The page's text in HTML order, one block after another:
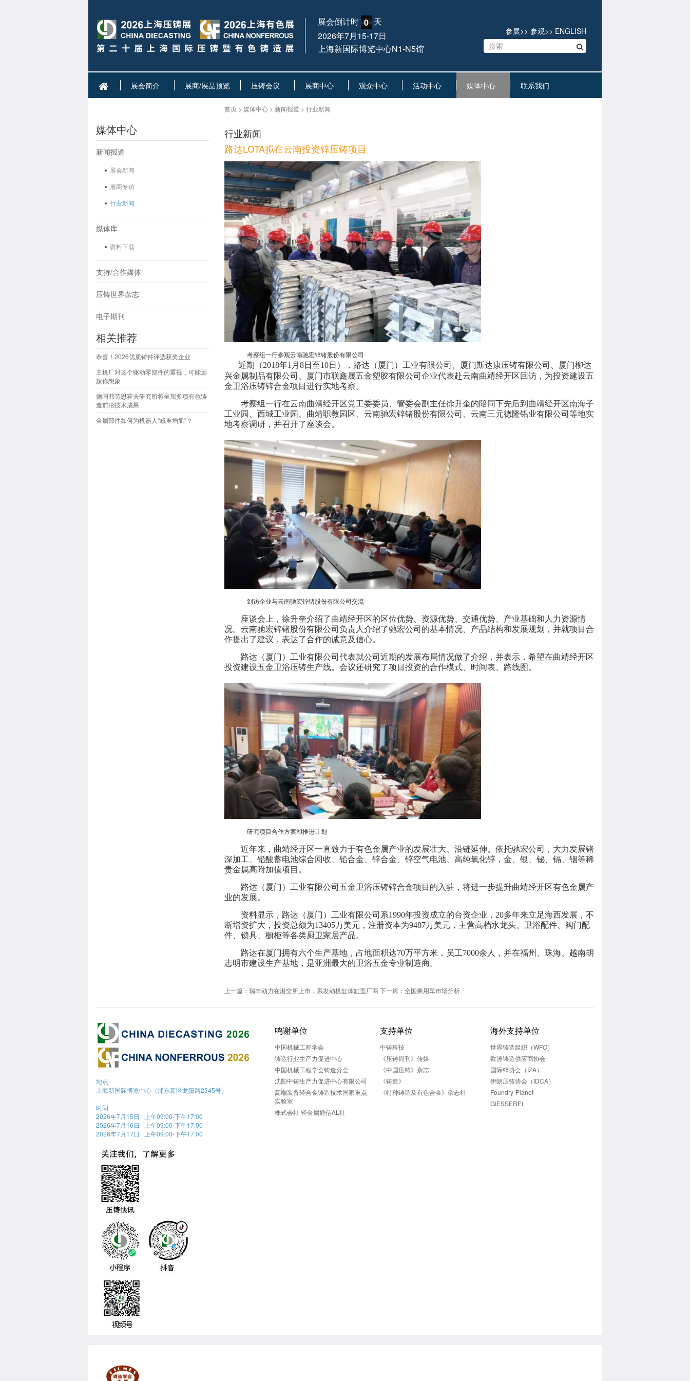
展会倒计时 0 天
2026年7月15-17日
上海新国际博览中心N1-N5馆
参展>> 参观>> ENGLISH
展会简介 展商/展品预览 压铸会议 展商中心 观众中心 活动中心 媒体中心 联系我们
媒体中心
新闻报道
展会新闻
展商专访
行业新闻
媒体库
资料下载
支持/合作媒体
压铸世界杂志
电子期刊
相关推荐
恭喜！2026优质铸件评选获奖企业
主机厂对这个驱动零部件的重视，可能远
超你想象
德国弗劳恩霍夫研究所将呈现多项有色铸
造前沿技术成果
金属部件如何为机器人“减重增肌”？
首页 > 媒体中心 > 新闻报道 > 行业新闻
行业新闻
路达LOTA拟在云南投资锌压铸项目
考察组一行参观云南驰宏锌锗股份有限公司
近期（2018年1月8日至10日），路达（厦门）工业有限公司、厦门斯达康压铸有限公司、厦门柳达
兴金属制品有限公司、厦门市联鑫晟五金塑胶有限公司企业代表赴云南曲靖经开区回访，为投资建设五
金卫浴压铸锌合金项目进行实地考察。
考察组一行在云南曲靖经开区党工委委员、管委会副主任徐升奎的陪同下先后到曲靖经开区南海子
工业园、西城工业园、曲靖职教园区、云南驰宏锌锗股份有限公司、云南三元德隆铝业有限公司等地实
地考察调研，并召开了座谈会。
到访企业与云南驰宏锌锗股份有限公司交流
座谈会上，徐升奎介绍了曲靖经开区的区位优势、资源优势、交通优势、产业基础和人力资源情
况。云南驰宏锌锗股份有限公司负责人介绍了驰宏公司的基本情况、产品结构和发展规划，并就项目合
作提出了建议，表达了合作的诚意及信心。
路达（厦门）工业有限公司代表就公司近期的发展布局情况做了介绍，并表示，希望在曲靖经开区
投资建设五金卫浴压铸生产线。会议还研究了项目投资的合作模式、时间表、路线图。
研究项目合作方案和推进计划
近年来，曲靖经开区一直致力于有色金属产业的发展壮大、沿链延伸。依托驰宏公司，大力发展锗
深加工、铅酸蓄电池综合回收、铅合金、锌合金、锌空气电池、高纯氧化锌，金、银、铋、镉、铟等稀
贵金属高附加值项目。
路达（厦门）工业有限公司五金卫浴压铸锌合金项目的入驻，将进一步提升曲靖经开区有色金属产
业的发展。
资料显示，路达（厦门）工业有限公司系1990年投资成立的台资企业，20多年来立足海西发展，不
断增资扩大，投资总额为13405万美元，注册资本为9487万美元，主营高档水龙头、卫浴配件、阀门配
件、锁具、橱柜等各类厨卫家居产品。
路达在厦门拥有六个生产基地，占地面积达70万平方米，员工7000余人，并在福州、珠海、越南胡
志明市建设生产基地，是亚洲最大的卫浴五金专业制造商。
上一篇：瑞丰动力在港交所上市，系发动机缸体缸盖厂商下一篇：全国乘用车市场分析
地点
上海新国际博览中心（浦东新区龙阳路2345号）
时间
2026年7月15日 上午09:00-下午17:00
2026年7月16日 上午09:00-下午17:00
2026年7月17日 上午09:00-下午17:00
鸣谢单位
中国机械工程学会
铸造行业生产力促进中心
中国机械工程学会铸造分会
沈阳中铸生产力促进中心有限公司
高端装备轻合金铸造技术国家重点
实验室
株式会社 轻金属通信AL社
支持单位
中铸科技
《压铸周刊》传媒
《中国压铸》杂志
《铸造》
《特种铸造及有色合金》杂志社
海外支持单位
世界铸造组织（WFO）
欧洲铸造供应商协会
国际锌协会（IZA）
伊朗压铸协会（IDCA）
Foundry-Planet
GIESSEREI